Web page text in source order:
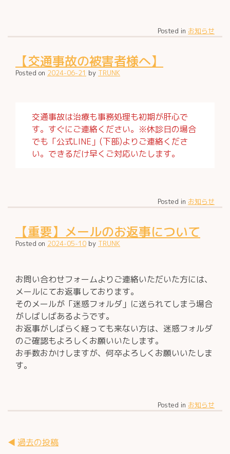
Posted in お知らせ
【交通事故の被害者様へ】
Posted on 2024-06-21 by TRUNK
交通事故は治療も事務処理も初期が肝心で
す。すぐにご連絡ください。※休診日の場合
でも「公式LINE」(下部)よりご連絡くださ
い。できるだけ早くご対応いたします。
Posted in お知らせ
【重要】メールのお返事について
Posted on 2024-05-10 by TRUNK
お問い合わせフォームよりご連絡いただいた方には、
メールにてお返事しております。
そのメールが「迷惑フォルダ」に送られてしまう場合
がしばしばあるようです。
お返事がしばらく経っても来ない方は、迷惑フォルダ
のご確認もよろしくお願いいたします。
お手数おかけしますが、何卒よろしくお願いいたしま
す。
Posted in お知らせ
投過去の投稿